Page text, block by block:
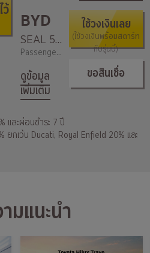
ว้ BYD
SEAL 5 SEAL 5 DM-i Premium
Passenger / 2,000
ดูข้อมูล
เพิ่มเติม
ใช้วงเงินเลย
(ใช้วงเงินพร้อมสตาร์ท
กับรุ่นนี้)
ขอสินเชื่อ
และผ่อนชำระ 7 ปี
กเว้น Ducati, Royal Enfield 20% และ
มแนะนำ